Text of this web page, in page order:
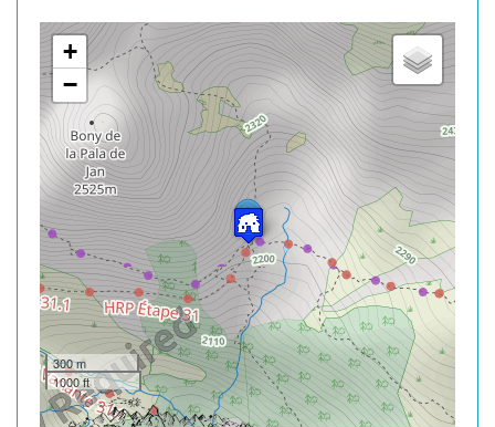
+
−
300 m
1000 ft